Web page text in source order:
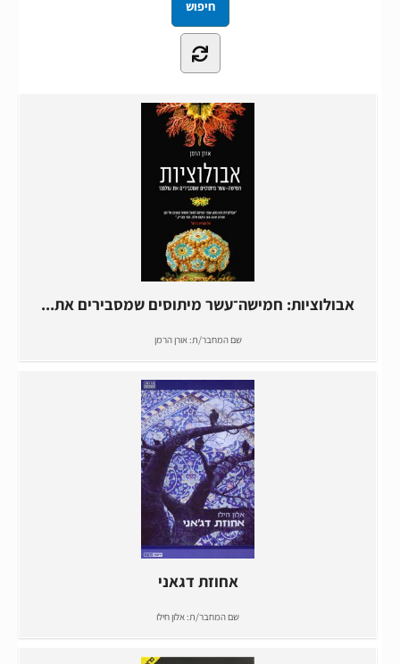
אבולוציות: חמישה־עשר מיתוסים שמסבירים את...
שם המחבר/ת:אורן הרמן
אחוזת דגאני
שם המחבר/ת:אלון חילו